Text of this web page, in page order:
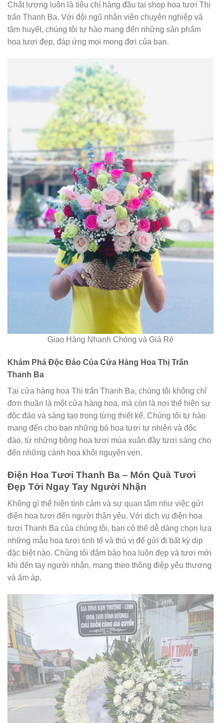
Chất lượng luôn là tiêu chí hàng đầu tại shop hoa tươi Thị
trấn Thanh Ba. Với đội ngũ nhân viên chuyên nghiệp và
tâm huyết, chúng tôi tự hào mang đến những sản phẩm
hoa tươi đẹp, đáp ứng mọi mong đợi của bạn.
Giao Hàng Nhanh Chóng và Giá Rẻ
Khám Phá Độc Đáo Của Cửa Hàng Hoa Thị Trấn
Thanh Ba
Tại cửa hàng hoa Thị trấn Thanh Ba, chúng tôi không chỉ
đơn thuần là một cửa hàng hoa, mà còn là nơi thể hiện sự
độc đáo và sáng tạo trong từng thiết kế. Chúng tôi tự hào
mang đến cho bạn những bó hoa tươi tự nhiên và độc
đáo, từ những bông hoa tươi mùa xuân đầy tươi sáng cho
đến những cành hoa khôi nguyên vẹn.
Điện Hoa Tươi Thanh Ba – Món Quà Tươi
Đẹp Tới Ngay Tay Người Nhận
Không gì thể hiện tình cảm và sự quan tâm như việc gửi
điện hoa tươi đến người thân yêu. Với dịch vụ điện hoa
tươi Thanh Ba của chúng tôi, bạn có thể dễ dàng chọn lựa
những mẫu hoa tươi tinh tế và thú vị để gửi đi bất kỳ dịp
đặc biệt nào. Chúng tôi đảm bảo hoa luôn đẹp và tươi mới
khi đến tay người nhận, mang theo thông điệp yêu thương
và ấm áp.